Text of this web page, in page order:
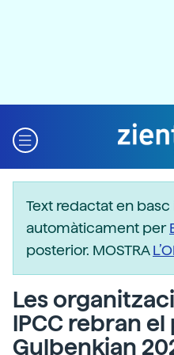
Text redactat en
automàticament per
posterior. MOSTRA
Les
IPCC rebran
Gulbenkian